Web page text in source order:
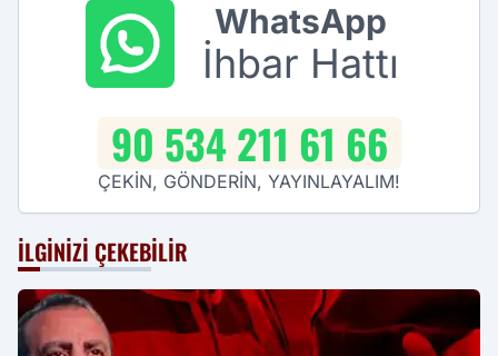
WhatsApp
İhbar Hattı
90 534 211 61 66
ÇEKİN, GÖNDERİN, YAYINLAYALIM!
İLGINIZI ÇEKEBILIR